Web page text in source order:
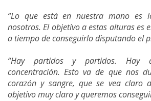
“Lo que está en nuestra mano es
nosotros. El objetivo a estas alturas es
a tiempo de conseguirlo disputando el
“Hay partidos y partidos. Hay
concentración. Esto va de que nos
corazón y sangre, que se vea claro
objetivo muy claro y queremos